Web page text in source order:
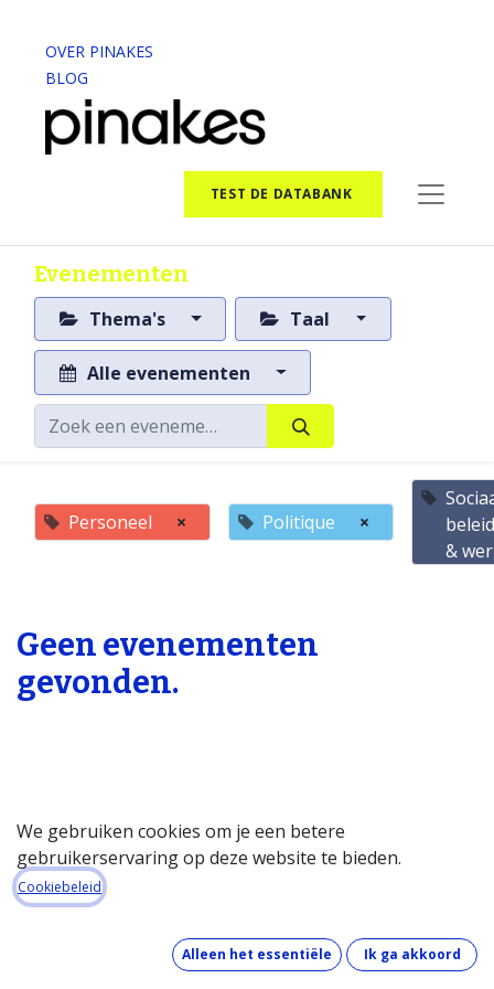
OVER PINAKES
BLOG
TEST DE DATABANK
Evenementen
Thema's Taal
Alle evenementen
Personeel × Politique ×
&
Geen evenementen
gevonden.
Startpagina
Over de databank
Wat kost de databank?
Hoe werkt de databank?
We gebruiken cookies om je een betere
gebruikerservaring op deze website te bieden.
Cookiebeleid
Alleen het essentiële Ik ga akkoord